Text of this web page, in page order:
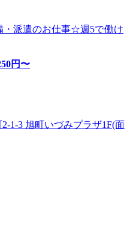
・派遣のお仕事☆週5で働け
円〜
1-3 旭町いづみプラザ1F(面